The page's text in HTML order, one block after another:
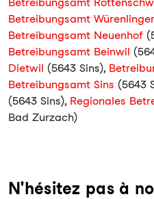
Betreibungsamt
Betreibungsamt Neuenhof
Betreibungsamt Beinwil
Dietwil (5643 Sins),
Betreibungsamt Sins (5643
(5643 Sins), Regionales
Bad Zurzach)
N'hésitez pas à